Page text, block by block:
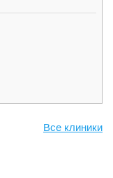
Все клиники